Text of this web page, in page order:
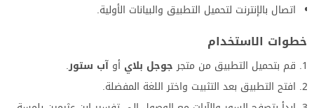
اتصال بالإنترنت لتحميل التطبيق والبيانات الأولية.
خطوات الاستخدام
قم بتحميل التطبيق من متجرجوجل بلاي أو آب ستور.
افتح التطبيق بعد التثبيت واختر اللغة المفضلة.